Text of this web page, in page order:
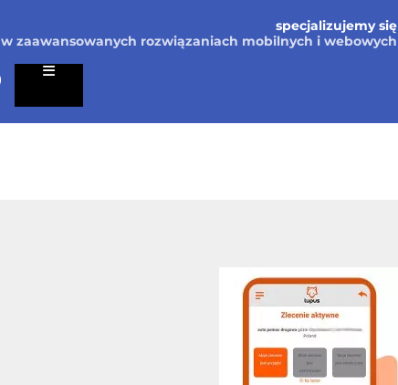
specjalizujemy się
w zaawansowanych rozwiązaniach mobilnych i webowych